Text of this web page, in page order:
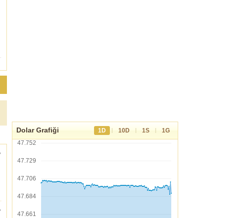
Dolar Grafiği 1D | 10D | 1S |
1G
47.752
47.729
47.706
47.684
47.661